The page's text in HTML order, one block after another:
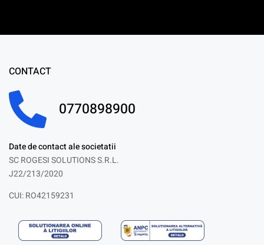
CONTACT
0770898900
Date de contact ale societatii
SC ROGESI SOLUTIONS S.R.L.
J22/213/2020
CUI: RO42159231